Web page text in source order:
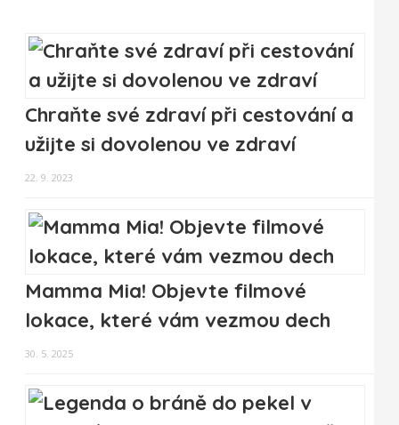
Chraňte své zdraví při cestování a
užijte si dovolenou ve zdraví
22. 9. 2023
Mamma Mia! Objevte filmové
lokace, které vám vezmou dech
30. 5. 2025